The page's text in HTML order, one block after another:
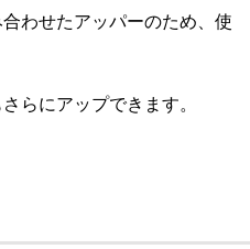
わせたアッパーのため、使
らにアップできます。